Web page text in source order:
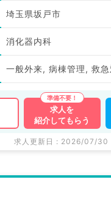
埼玉県坂戸市
消化器内科
求人を
紹介してもらう
求人更新日 : 2026/07/30